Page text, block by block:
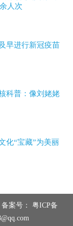
人次
早进行新冠疫苗
科普：像刘姥姥
化“宝藏”为美丽
案号： 粤ICP备